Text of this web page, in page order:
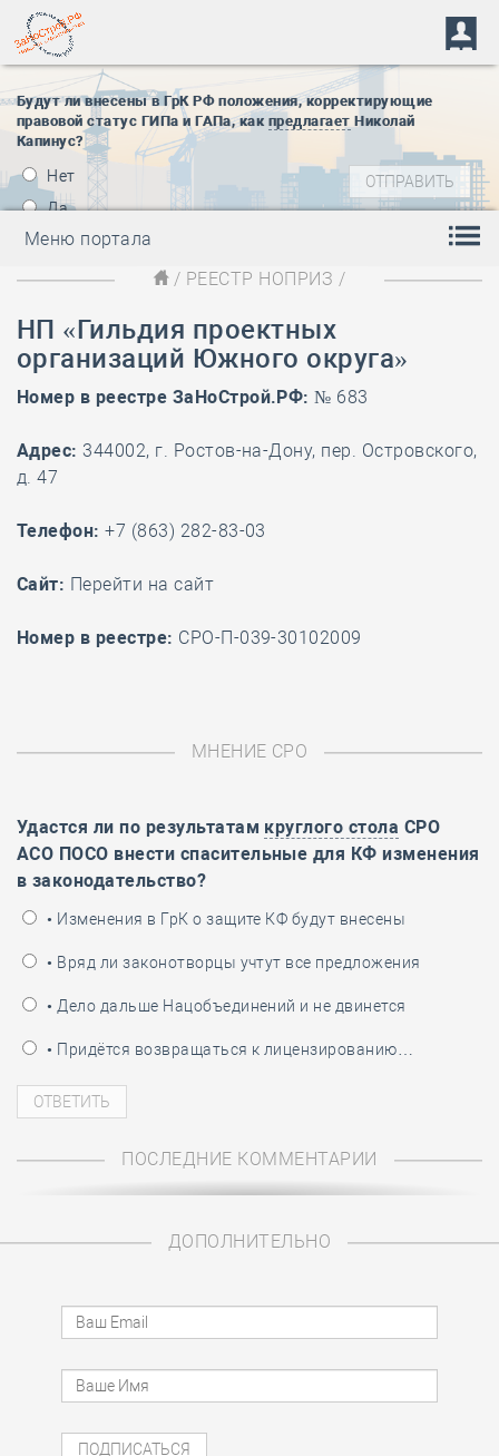
Будут ли внесены в ГрК РФ положения, корректирующие
правовой статус ГИПа и ГАПа, как предлагает Николай
Капинус?
Нет
Да
Меню портала
/ РЕЕСТР НОПРИЗ /
НП «Гильдия проектных
организаций Южного округа»
Номер в реестре ЗаНоСтрой.РФ: № 683
Адрес: 344002, г. Ростов-на-Дону, пер. Островского,
д. 47
Телефон: +7 (863) 282-83-03
Cайт: Перейти на сайт
Номер в реестре: СРО-П-039-30102009
МНЕНИЕ СРО
Удастся ли по результатам круглого стола СРО
АСО ПОСО внести спасительные для КФ изменения
в законодательство?
• Изменения в ГрК о защите КФ будут внесены
• Вряд ли законотворцы учтут все предложения
• Дело дальше Нацобъединений и не двинется
• Придётся возвращаться к лицензированию…
ПОСЛЕДНИЕ КОММЕНТАРИИ
ДОПОЛНИТЕЛЬНО